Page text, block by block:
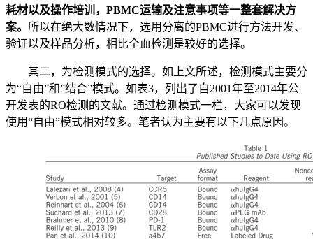
耗材以及操作培训，PBMC运输及注意事项等一整套解决方
案。 所以在绝大数情况下，选用分离的PBMC进行方法开发、
验证以及样品分析，相比全血检测是较好的选择。
其二，为检测模式的选择。如上文所述，检测模式主要分
为“自由”和”结合”模式。如表3，列出了自2001年至2014年公
开发表的RO检测的文献。通过检测模式一栏，大家可以发现
使用“自由”模式相对较多。笔者认为主要有以下几点原因。